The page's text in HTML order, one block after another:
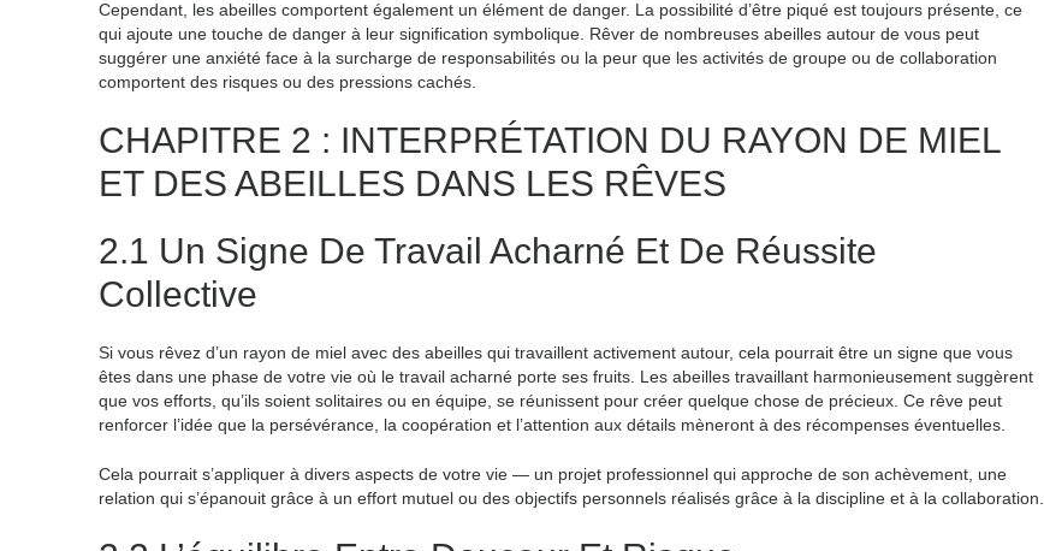
Cependant, les abeilles comportent également un élément de danger. La possibilité d’être piqué est toujours présente, ce
qui ajoute une touche de danger à leur signification symbolique. Rêver de nombreuses abeilles autour de vous peut
suggérer une anxiété face à la surcharge de responsabilités ou la peur que les activités de groupe ou de collaboration
comportent des risques ou des pressions cachés.
CHAPITRE 2 : INTERPRÉTATION DU RAYON DE MIEL
ET DES ABEILLES DANS LES RÊVES
2.1 Un Signe De Travail Acharné Et De Réussite
Collective
Si vous rêvez d’un rayon de miel avec des abeilles qui travaillent activement autour, cela pourrait être un signe que vous
êtes dans une phase de votre vie où le travail acharné porte ses fruits. Les abeilles travaillant harmonieusement suggèrent
que vos efforts, qu’ils soient solitaires ou en équipe, se réunissent pour créer quelque chose de précieux. Ce rêve peut
renforcer l’idée que la persévérance, la coopération et l’attention aux détails mèneront à des récompenses éventuelles.
Cela pourrait s’appliquer à divers aspects de votre vie — un projet professionnel qui approche de son achèvement, une
relation qui s’épanouit grâce à un effort mutuel ou des objectifs personnels réalisés grâce à la discipline et à la collaboration.